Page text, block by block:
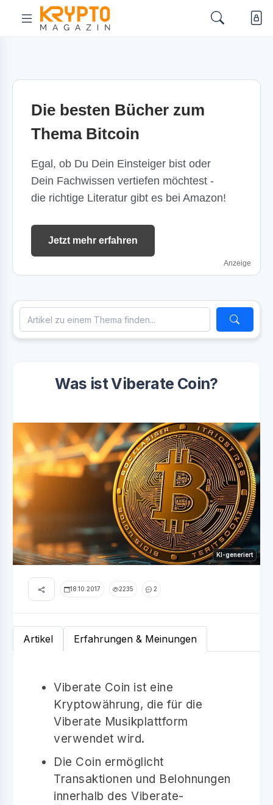
Die besten Bücher zum
Thema Bitcoin
Egal, ob Du Dein Einsteiger bist oder
Dein Fachwissen vertiefen möchtest -
die richtige Literatur gibt es bei Amazon!
Jetzt mehr erfahren
Anzeige
Was ist Viberate Coin?
KI-generiert
18.10.2017 2235 2
Artikel Erfahrungen & Meinungen
Viberate Coin ist eine
Kryptowährung, die für die
Viberate Musikplattform
verwendet wird.
Die Coin ermöglicht
Transaktionen und Belohnungen
innerhalb des Viberate-